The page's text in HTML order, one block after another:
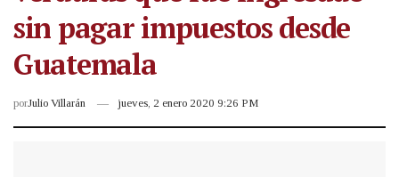
sin pagar impuestos desde
Guatemala
porJulio Villarán jueves, 2 enero 2020 9:26 PM